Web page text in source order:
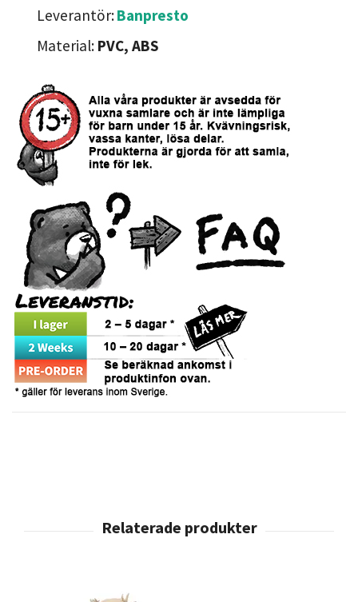
Leverantör:Banpresto
Material: PVC, ABS